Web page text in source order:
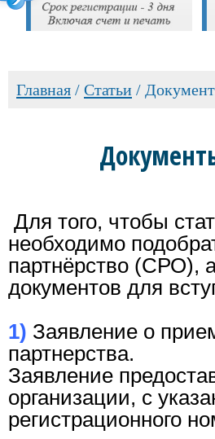
Главная / Cтатьи /
Для того, чтобы
необходимо
партнёрство (СРО),
документов для
1) Заявление о
партнерства.
Заявление
организации, с
регистрационного